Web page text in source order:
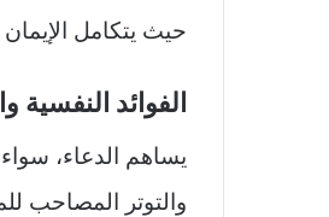
حيث يتكامل الإيمان
الفوائد النفسية
يساهم الدعاء،
والتوتر المصاحب